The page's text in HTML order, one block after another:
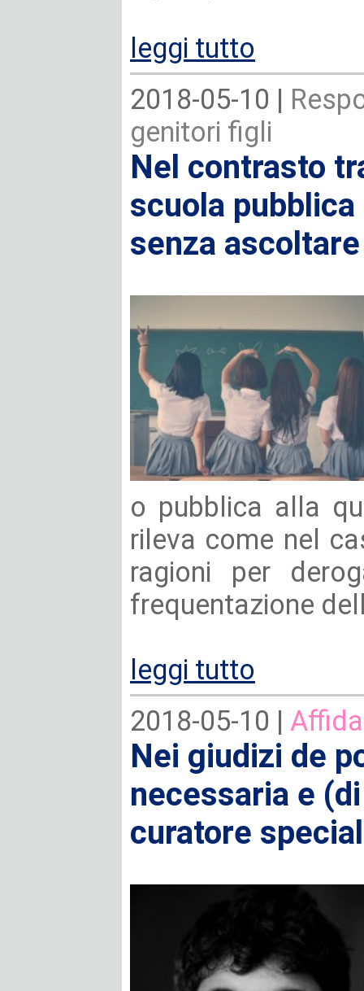
leggi tutto
2018-05-10 |
genitori figli
Nel contrasto
scuola
senza
o pubblica alla
rileva come nel
ragioni per
frequentazione
leggi tutto
2018-05-10 |
Nei giudizi de
necessaria e
curatore